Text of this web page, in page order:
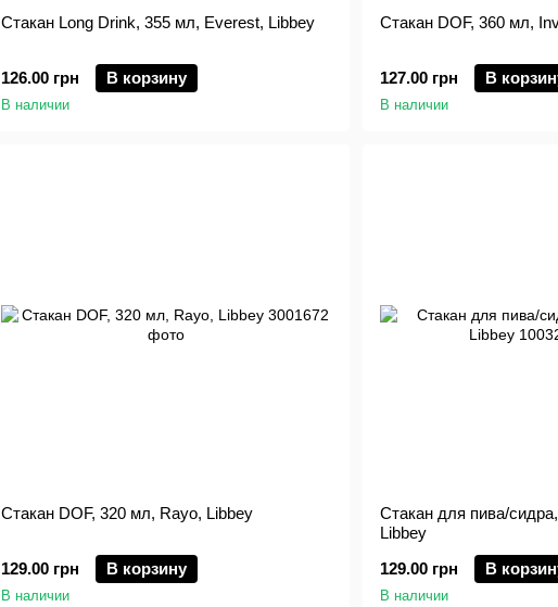
Стакан Long Drink, 355 мл, Everest, Libbey
126.00 грн В корзину
В наличии
Стакан DOF, 360 мл,
127.00 грн В
В наличии
Стакан DOF, 320 мл, Rayo, Libbey
129.00 грн В корзину
В наличии
Стакан для пива/
Libbey
129.00 грн
В
В наличии